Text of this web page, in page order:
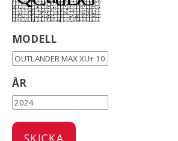
MODELL
ÅR